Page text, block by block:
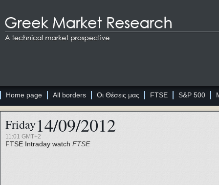
Home page All borders Οι Θέσεις μας FTSE S&P 500
Friday14/09/2012
11:01 GMT+2
FTSE Intraday watch FTSE